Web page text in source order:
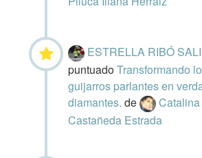
ESTRELLA RIBÓ
puntuadoTransformando
guijarros parlantes en
diamantes.de
Castañeda Estrada